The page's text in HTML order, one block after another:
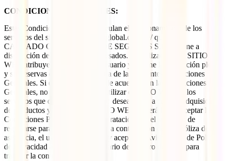
CONDICIONES GENERALES:
Estas Condiciones Generales regulan el funcionamiento de los
servicios del sitio web www.iatiglobal.com/pe/ que IATI
CALZADO CORREDURÍA DE SEGUROS S.L.U. pone a
disposición de los usuarios interesados. La utilización del SITIO
WEB atribuye la condición de usuario y supone la aceptación plena
y sin reservas de todas y cada una de las presentes Condiciones
Generales. Si el usuario no está de acuerdo con las Condiciones
Generales, no tendrá derecho a utilizar el SITIO WEB ni los
servicios que ofrece. Si el usuario desea llevar a cabo la adquisición
de productos y servicios del SITIO WEB deberá leer y aceptar las
Condiciones Particulares de Contratación. En el supuesto de
registrarse para poder formalizar la contratación de una póliza de
asistencia, el usuario deberá leer y aceptar el Aviso Legal de Política
de Privacidad asociado al formulario de registro de datos para
tramitar la contratación.